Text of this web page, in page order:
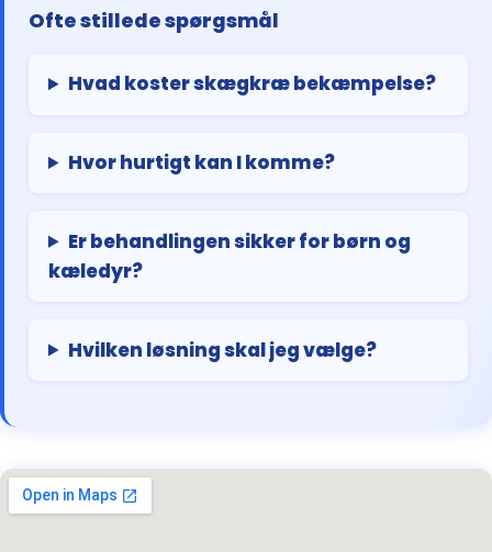
Ofte stillede spørgsmål
Hvad koster skægkræ bekæmpelse?
Hvor hurtigt kan I komme?
Er behandlingen sikker for børn og
kæledyr?
Hvilken løsning skal jeg vælge?